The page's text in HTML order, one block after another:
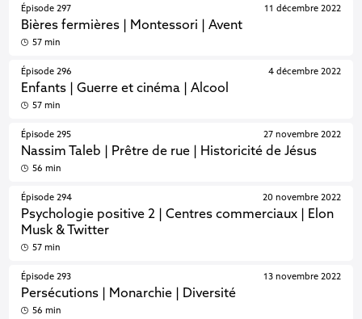
Épisode 297
Bières fermières | Montessori | Avent
11 décembre 2022
57 min
Épisode 296
Enfants | Guerre et cinéma | Alcool
4 décembre 2022
57 min
Épisode 295
Nassim Taleb | Prêtre de rue | Historicité de Jésus
27 novembre 2022
56 min
Épisode 294
Psychologie positive 2 | Centres commerciaux | Elon
Musk & Twitter
20 novembre 2022
57 min
Épisode 293
Persécutions | Monarchie | Diversité
13 novembre 2022
56 min